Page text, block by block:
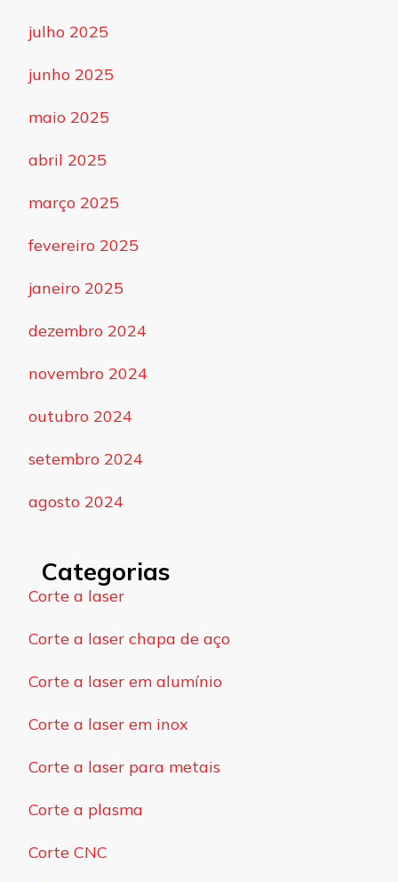
julho 2025
junho 2025
maio 2025
abril 2025
março 2025
fevereiro 2025
janeiro 2025
dezembro 2024
novembro 2024
outubro 2024
setembro 2024
agosto 2024
Categorias
Corte a laser
Corte a laser chapa de aço
Corte a laser em alumínio
Corte a laser em inox
Corte a laser para metais
Corte a plasma
Corte CNC